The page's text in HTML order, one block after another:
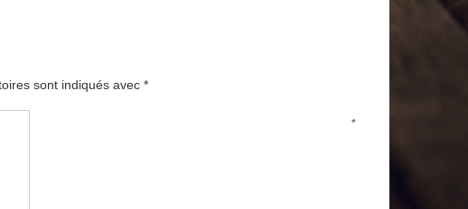
sont indiqués avec *
*